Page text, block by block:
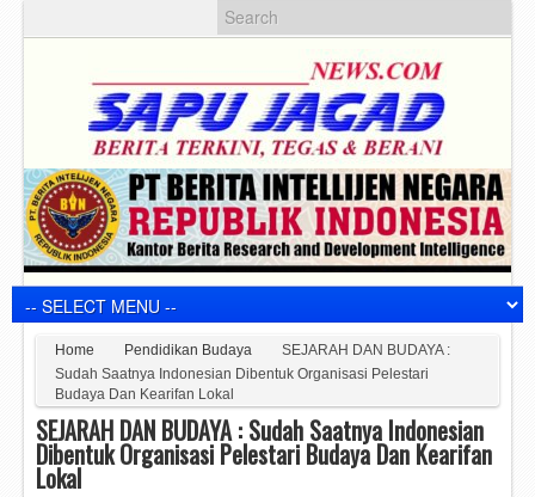
Home Pendidikan Budaya
SEJARAH DAN BUDAYA :
Sudah Saatnya Indonesian Dibentuk Organisasi Pelestari
Budaya Dan Kearifan Lokal
SEJARAH DAN BUDAYA : Sudah Saatnya Indonesian
Dibentuk Organisasi Pelestari Budaya Dan Kearifan
Lokal